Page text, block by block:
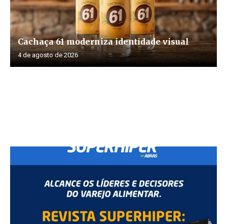
Cachaça 61 moderniza identidade visual
4 de agosto de 2026